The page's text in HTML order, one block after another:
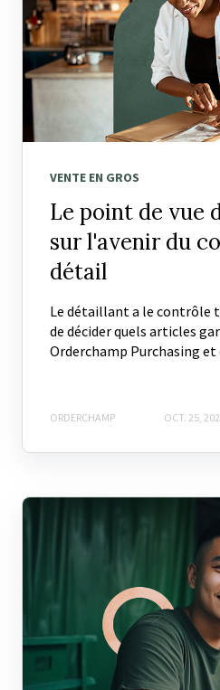
VENTE EN GROS
Le point de vue
sur l'avenir du
détail
Le détaillant a le contrôle
de décider quels articles
Orderchamp Purchasing et
ORDERCHAMP OCT. 25,